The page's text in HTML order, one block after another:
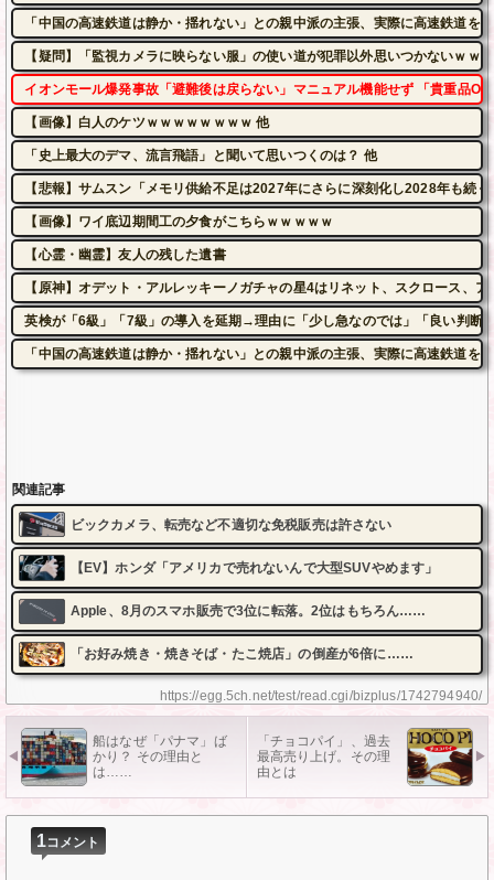
https://egg.5ch.net/test/read.cgi/bizplus/1742794940/
「中国の高速鉄道は静か・揺れない」との親中派の主張、実際に高速鉄道
【疑問】「監視カメラに映らない服」の使い道が犯罪以外思いつかないｗｗ
イオンモール爆発事故「避難後は戻らない」マニュアル機能せず 「貴重品
【画像】白人のケツｗｗｗｗｗｗｗｗ 他
「史上最大のデマ、流言飛語」と聞いて思いつくのは？ 他
【悲報】サムスン「メモリ供給不足は2027年にさらに深刻化し2028年も続く
【画像】ワイ底辺期間工の夕食がこちらｗｗｗｗｗ
【心霊・幽霊】友人の残した遺書
【原神】オデット・アルレッキーノガチャの星4はリネット、スクロース、ア
英検が「6級」「7級」の導入を延期→理由に「少し急なのでは」「良い判断
「中国の高速鉄道は静か・揺れない」との親中派の主張、実際に高速鉄道
関連記事
ビックカメラ、転売など不適切な免税販売は許さない
【EV】ホンダ「アメリカで売れないんで大型SUVやめます」
Apple、8月のスマホ販売で3位に転落。2位はもちろん……
「お好み焼き・焼きそば・たこ焼店」の倒産が6倍に……
船はなぜ「パナマ」ば
かり？ その理由と
は……
「チョコパイ」、過去
最高売り上げ。その理
由とは
1コメント